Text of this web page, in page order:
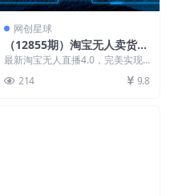
网创星球
（12855期）淘宝无人卖货，
小白易操作，打造日不落直播
最新淘宝无人直播4.0，完美实现
肉就完事了，早加入...
214 9.8